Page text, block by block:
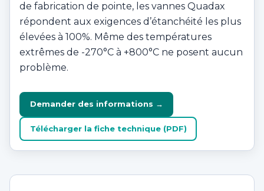
de fabrication de pointe, les vannes Quadax
répondent aux exigences d’étanchéité les plus
élevées à 100%. Même des températures
extrêmes de -270°C à +800°C ne posent aucun
problème.
Demander des informations →
Télécharger la fiche technique (PDF)